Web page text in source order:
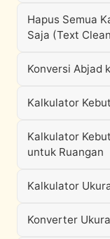
Hapus Semua
Saja (Text
Konversi Abjad
Kalkulator
Kalkulator
untuk Ruangan
Kalkulator
Konverter